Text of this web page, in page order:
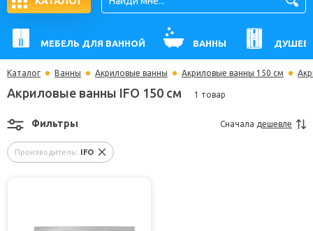
МЕБЕЛЬ ДЛЯ ВАННОЙ ВАННЫ
Каталог Ванны Акриловые ванны Акриловые ванны 150 см
Акриловые ванны IFO 150 см 1 товар
Производитель: IFO
Фильтры Сначала дешевле